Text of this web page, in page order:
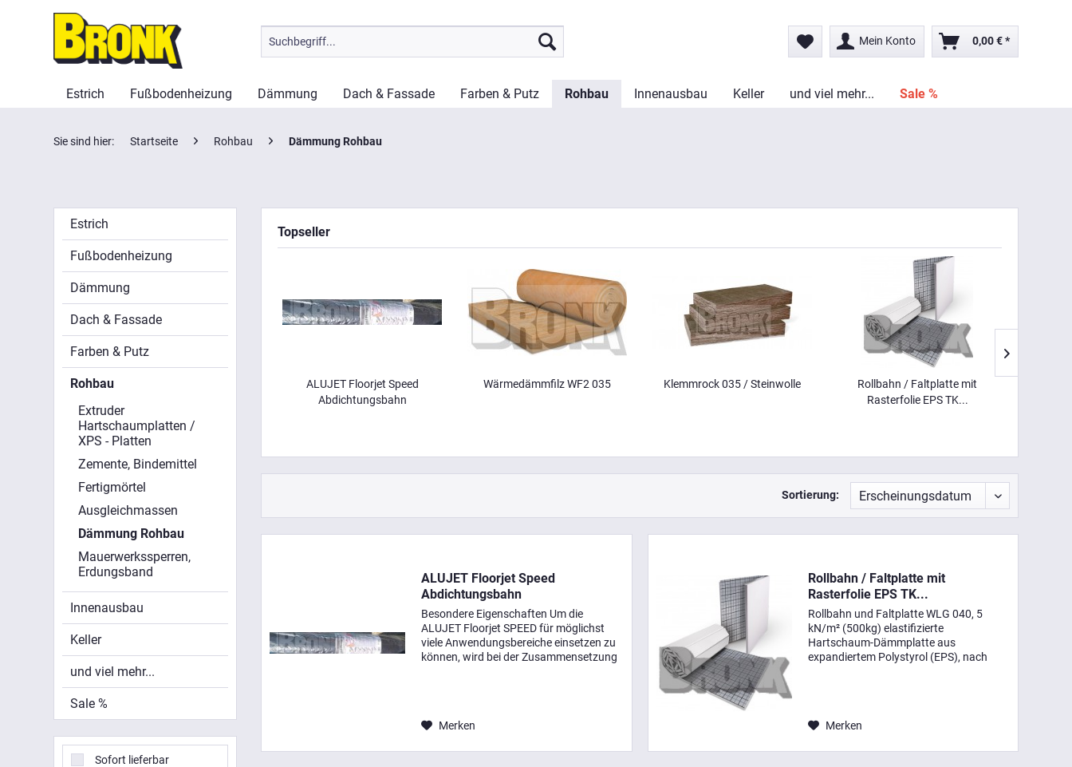
Mein Konto 0,00 € *
Estrich Fußbodenheizung Dämmung Dach & Fassade Farben & Putz Rohbau Innenausbau Keller und viel mehr... Sale %
Sie sind hier: Startseite Rohbau Dämmung Rohbau
Estrich
Fußbodenheizung
Dämmung
Dach & Fassade
Farben & Putz
Rohbau
Extruder
Hartschaumplatten /
XPS - Platten
Zemente, Bindemittel
Fertigmörtel
Ausgleichmassen
Dämmung Rohbau
Mauerwerkssperren,
Erdungsband
Innenausbau
Keller
und viel mehr...
Sale %
Sofort lieferbar
Topseller
ALUJET Floorjet Speed
Abdichtungsbahn
Wärmedämmfilz WF2 035 Klemmrock 035 / Steinwolle
Rollbahn / Faltplatte mit
Rasterfolie EPS TK...
Sortierung:
ALUJET Floorjet Speed
Abdichtungsbahn
Besondere Eigenschaften Um die
ALUJET Floorjet SPEED für möglichst
viele Anwendungsbereiche einsetzen zu
können, wird bei der Zusammensetzung
Merken
Rollbahn / Faltplatte mit
Rasterfolie EPS TK...
Rollbahn und Faltplatte WLG 040, 5
kN/m² (500kg) elastifizierte
Hartschaum-Dämmplatte aus
expandiertem Polystyrol (EPS), nach
Merken